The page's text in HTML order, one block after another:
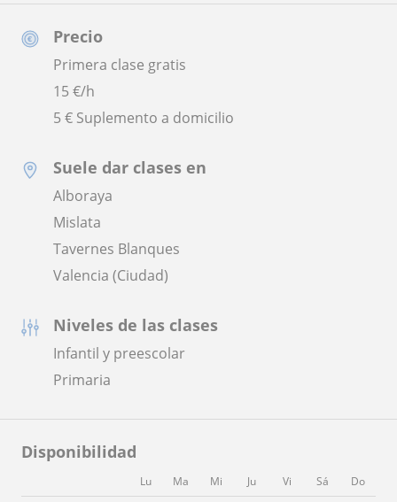
Precio
Primera clase gratis
15€/h
5 € Suplemento a domicilio
Suele dar clases en
Alboraya
Mislata
Tavernes Blanques
Valencia (Ciudad)
Niveles de las clases
Infantil y preescolar
Primaria
Disponibilidad
Lu Ma Mi Ju Vi Sá
Do